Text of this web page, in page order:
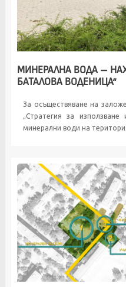
МИНЕРАЛНА ВОДА –
БАТАЛОВА ВОДЕНИЦА“
За осъществяване на
„Стратегия за
минерални води на